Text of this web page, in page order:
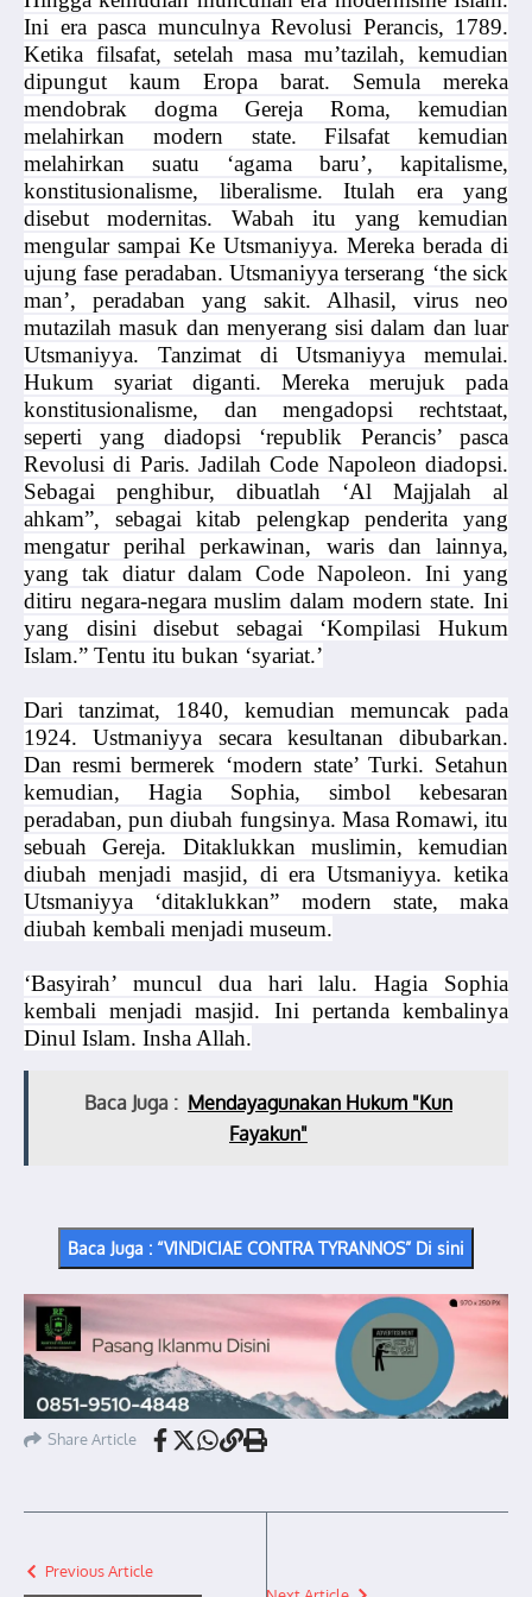
Ini era pasca munculnya Revolusi Perancis, 1789.
Ketika filsafat, setelah masa mu’tazilah, kemudian
dipungut kaum Eropa barat. Semula mereka
mendobrak dogma Gereja Roma, kemudian
melahirkan modern state. Filsafat kemudian
melahirkan suatu ‘agama baru’, kapitalisme,
konstitusionalisme, liberalisme. Itulah era yang
disebut modernitas. Wabah itu yang kemudian
mengular sampai Ke Utsmaniyya. Mereka berada di
ujung fase peradaban. Utsmaniyya terserang ‘the sick
man’, peradaban yang sakit. Alhasil, virus neo
mutazilah masuk dan menyerang sisi dalam dan luar
Utsmaniyya. Tanzimat di Utsmaniyya memulai.
Hukum syariat diganti. Mereka merujuk pada
konstitusionalisme, dan mengadopsi rechtstaat,
seperti yang diadopsi ‘republik Perancis’ pasca
Revolusi di Paris. Jadilah Code Napoleon diadopsi.
Sebagai penghibur, dibuatlah ‘Al Majjalah al
ahkam”, sebagai kitab pelengkap penderita yang
mengatur perihal perkawinan, waris dan lainnya,
yang tak diatur dalam Code Napoleon. Ini yang
ditiru negara-negara muslim dalam modern state. Ini
yang disini disebut sebagai ‘Kompilasi Hukum
Islam.” Tentu itu bukan ‘syariat.’
Dari tanzimat, 1840, kemudian memuncak pada
1924. Ustmaniyya secara kesultanan dibubarkan.
Dan resmi bermerek ‘modern state’ Turki. Setahun
kemudian, Hagia Sophia, simbol kebesaran
peradaban, pun diubah fungsinya. Masa Romawi, itu
sebuah Gereja. Ditaklukkan muslimin, kemudian
diubah menjadi masjid, di era Utsmaniyya. ketika
Utsmaniyya ‘ditaklukkan” modern state, maka
diubah kembali menjadi museum.
‘Basyirah’ muncul dua hari lalu. Hagia Sophia
kembali menjadi masjid. Ini pertanda kembalinya
Dinul Islam. Insha Allah.
Baca Juga : Mendayagunakan Hukum "Kun
Fayakun"
Baca Juga : “VINDICIAE CONTRA TYRANNOS” Di sini
Share Article
Previous Article